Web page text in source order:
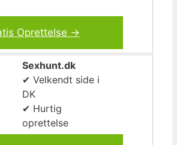
Oprettelse →
Sexhunt.dk
✔ Velkendt side i
DK
✔ Hurtig
oprettelse